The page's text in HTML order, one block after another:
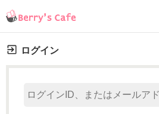
ログイン